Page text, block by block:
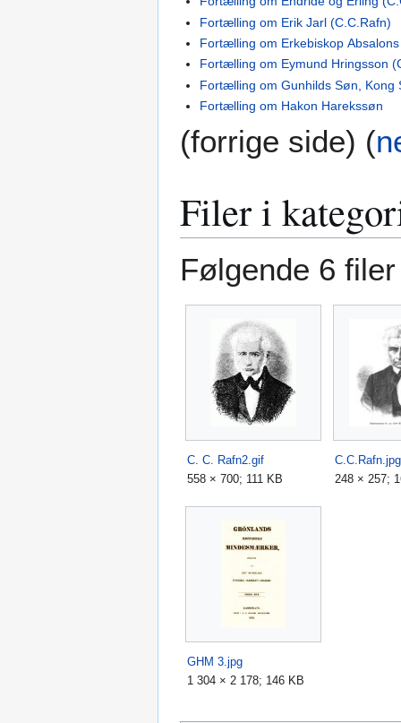
Fortælling om Erik Jarl (C.C.Rafn)
Fortælling om Erkebiskop
Fortælling om Eymund Hringsson
Fortælling om Gunhilds Søn, Kong
Fortælling om Hakon Harekssøn
(forrige side) (
Filer i
Følgende 6
C. C. Rafn2.gif
558 × 700; 111 KB
C.C.Rafn.jpg
248 × 257;
GHM 3.jpg
1 304 × 2 178; 146 KB